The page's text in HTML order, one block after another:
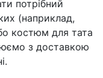
потрібний
(наприклад,
костюм для тата
з доставкою